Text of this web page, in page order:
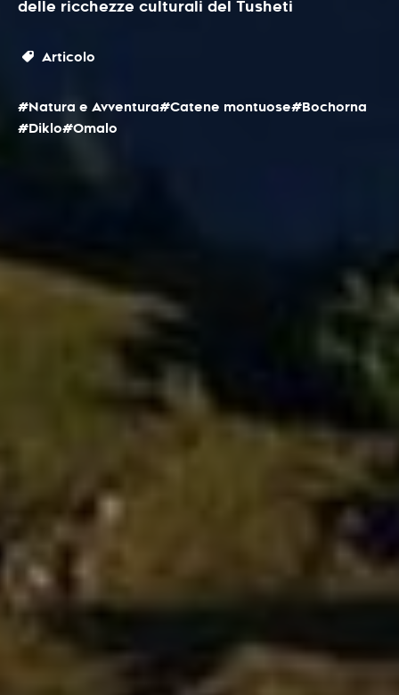
delle ricchezze culturali del Tusheti
Articolo
#Natura e Avventura#Catene montuose#Bochorna
#Diklo#Omalo